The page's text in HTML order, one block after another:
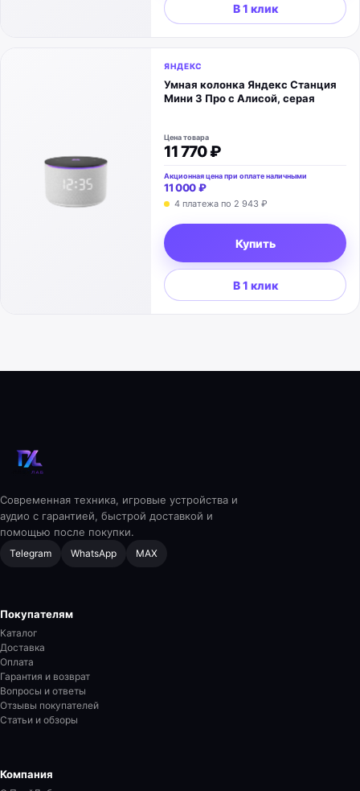
В 1 клик
ЯНДЕКС
Умная колонка Яндекс Станция
Мини 3 Про с Алисой, серая
Цена товара
11 770 ₽
Акционная цена при оплате наличными
11 000 ₽
4 платежа по 2 943 ₽
Купить
В 1 клик
Современная техника, игровые устройства и
аудио с гарантией, быстрой доставкой и
помощью после покупки.
Telegram WhatsApp MAX
Покупателям
Каталог
Доставка
Оплата
Гарантия и возврат
Вопросы и ответы
Отзывы покупателей
Статьи и обзоры
Компания